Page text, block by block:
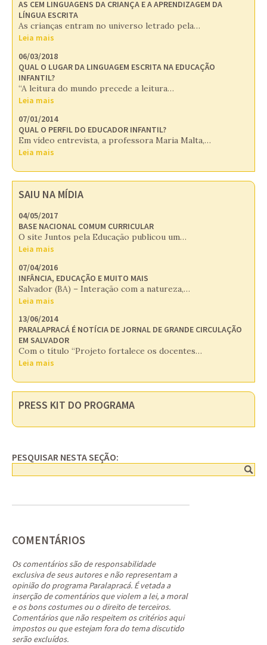
AS CEM LINGUAGENS DA CRIANÇA E A APRENDIZAGEM DA
LÍNGUA ESCRITA
As crianças entram no universo letrado pela…
Leia mais
06/03/2018
QUAL O LUGAR DA LINGUAGEM ESCRITA NA EDUCAÇÃO
INFANTIL?
“A leitura do mundo precede a leitura…
Leia mais
07/01/2014
QUAL O PERFIL DO EDUCADOR INFANTIL?
Em vídeo entrevista, a professora Maria Malta,…
Leia mais
SAIU NA MÍDIA
04/05/2017
BASE NACIONAL COMUM CURRICULAR
O site Juntos pela Educação publicou um…
Leia mais
07/04/2016
INFÂNCIA, EDUCAÇÃO E MUITO MAIS
Salvador (BA) – Interação com a natureza,…
Leia mais
13/06/2014
PARALAPRACÁ É NOTÍCIA DE JORNAL DE GRANDE CIRCULAÇÃO
EM SALVADOR
Com o título “Projeto fortalece os docentes…
Leia mais
PRESS KIT DO PROGRAMA
PESQUISAR NESTA SEÇÃO:
COMENTÁRIOS
Os comentários são de responsabilidade
exclusiva de seus autores e não representam a
opinião do programa Paralapracá. É vetada a
inserção de comentários que violem a lei, a moral
e os bons costumes ou o direito de terceiros.
Comentários que não respeitem os critérios aqui
impostos ou que estejam fora do tema discutido
serão excluídos.